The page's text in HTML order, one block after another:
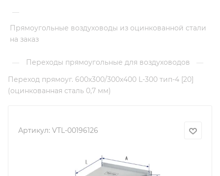
—
Прямоугольные воздуховоды из оцинкованной стали
на заказ
— Переходы прямоугольные для воздуховодов
—
Переход прямоуг. 600х300/300х400 L-300 тип-4 [20]
(оцинкованная сталь 0,7 мм)
Артикул: VTL-00196126